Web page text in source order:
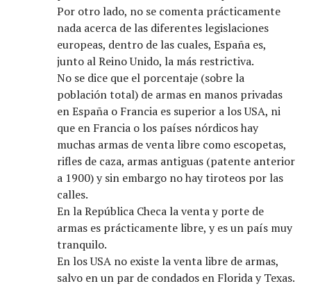
Por otro lado, no se comenta prácticamente
nada acerca de las diferentes legislaciones
europeas, dentro de las cuales, España es,
junto al Reino Unido, la más restrictiva.
No se dice que el porcentaje (sobre la
población total) de armas en manos privadas
en España o Francia es superior a los USA, ni
que en Francia o los países nórdicos hay
muchas armas de venta libre como escopetas,
rifles de caza, armas antiguas (patente anterior
a 1900) y sin embargo no hay tiroteos por las
calles.
En la República Checa la venta y porte de
armas es prácticamente libre, y es un país muy
tranquilo.
En los USA no existe la venta libre de armas,
salvo en un par de condados en Florida y Texas.